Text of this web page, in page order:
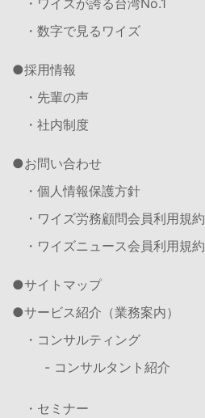
・数字で見るワイズ
採用情報
・先輩の声
・社内制度
お問い合わせ
・個人情報保護方針
・ワイズ労務顧問会員利用規約
・ワイズニュース会員利用規約
サイトマップ
サービス紹介（業務案内）
・コンサルティング
- コンサルタント紹介
・セミナー